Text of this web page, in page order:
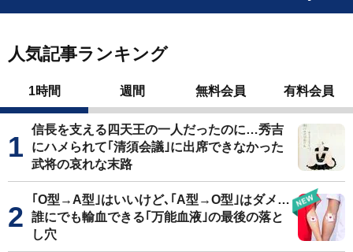
人気記事ランキング
1時間 週間 無料会員 有料会員
信長を支える四天王の一人だったのに…秀吉
にハメられて｢清須会議｣に出席できなかった
武将の哀れな末路
｢O型→A型｣はいいけど､｢A型→O型｣はダメ…
誰にでも輸血できる｢万能血液｣の最後の落と
し穴